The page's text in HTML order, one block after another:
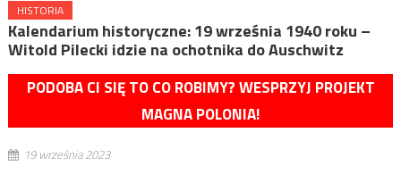
HISTORIA
Kalendarium historyczne: 19 września 1940 roku –
Witold Pilecki idzie na ochotnika do Auschwitz
PODOBA CI SIĘ TO CO ROBIMY? WESPRZYJ PROJEKT
MAGNA POLONIA!
19 września 2023